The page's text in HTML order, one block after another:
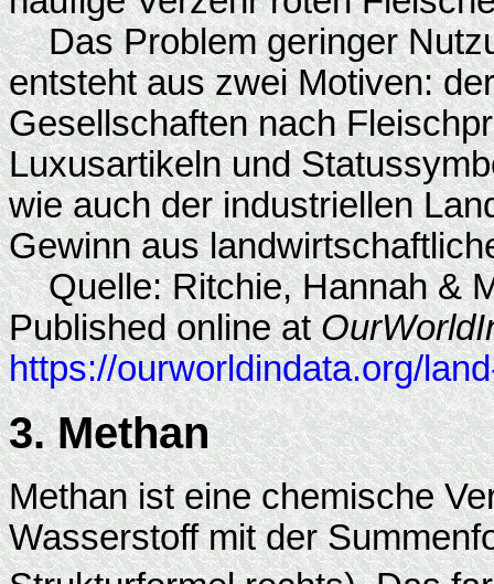
Das Problem geringer
entsteht aus zwei Motiven:
Gesellschaften nach
Luxusartikeln und
wie auch der industriellen
Gewinn aus
Quelle: Ritchie, Hannah &
Published online at
https://ourworldindata.org/
3. Methan
Methan ist eine chemische
Wasserstoff mit der